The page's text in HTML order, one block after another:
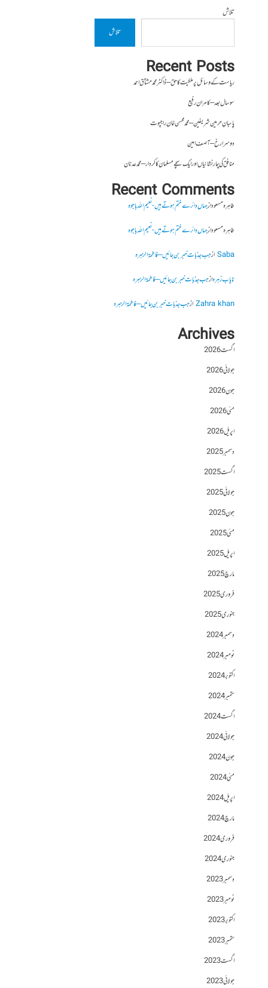
تلاش
تلاش
Recent Posts
ریاست کے وسائل پر ملکیت کا حق – ڈاکٹر محمد مشتاق احمد
سو سال بعد – کامران رفیع
پاسبانِ حرمین شریفین – محمد محسن خان راجپوت
دوسرا رخ – آصف امین
منافق کی چار نشانیاں اور ایک سچے مسلمان کا کردار – محمد عدنان
Recent Comments
طاہرہ مسعودازجہاں دائرے ختم ہوتے ہیں- نعیم اللہ باجوہ
طاہرہ مسعودازجہاں دائرے ختم ہوتے ہیں- نعیم اللہ باجوہ
Sabaازجب جذبات خبر بن جائیں – فاطمۃالزہرہ
نایاب زہرہازجب جذبات خبر بن جائیں – فاطمۃالزہرہ
Zahra khanازجب جذبات خبر بن جائیں – فاطمۃالزہرہ
Archives
اگست 2026
جولائی 2026
جون 2026
مئی 2026
اپریل 2026
دسمبر 2025
اگست 2025
جولائی 2025
جون 2025
مئی 2025
اپریل 2025
مارچ 2025
فروری 2025
جنوری 2025
دسمبر 2024
نومبر 2024
اکتوبر 2024
ستمبر 2024
اگست 2024
جولائی 2024
جون 2024
مئی 2024
اپریل 2024
مارچ 2024
فروری 2024
جنوری 2024
دسمبر 2023
نومبر 2023
اکتوبر 2023
ستمبر 2023
اگست 2023
جولائی 2023